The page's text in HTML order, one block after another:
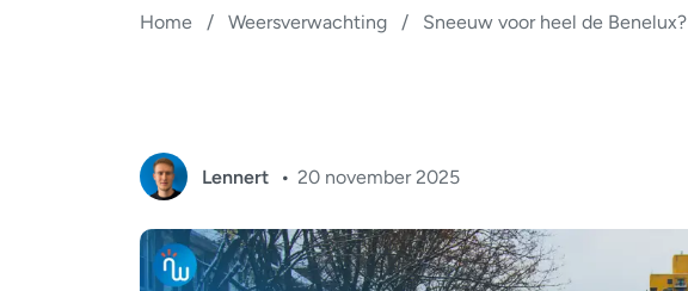
Home / Weersverwachting / Sneeuw voor heel de Benelux?
Lennert 20 november 2025